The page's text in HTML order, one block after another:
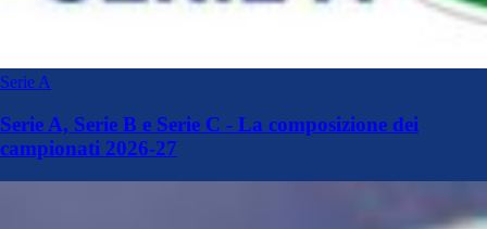
Serie A
Serie A, Serie B e Serie C - La composizione dei
campionati 2026-27